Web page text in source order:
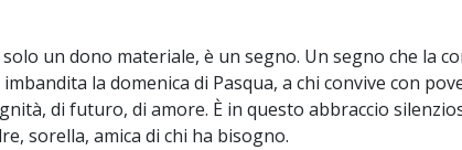
un dono materiale, è un segno. Un segno che la
la domenica di Pasqua, a chi convive con
di futuro, di amore. È in questo abbraccio
sorella, amica di chi ha bisogno.